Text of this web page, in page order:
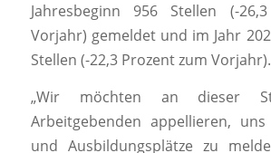
Jahresbeginn 956 Stellen (-
Vorjahr) gemeldet und im Jahr
Stellen (-22,3 Prozent zum Vorjahr).
„Wir möchten an dieser
Arbeitgebenden appellieren,
und Ausbildungsplätze zu